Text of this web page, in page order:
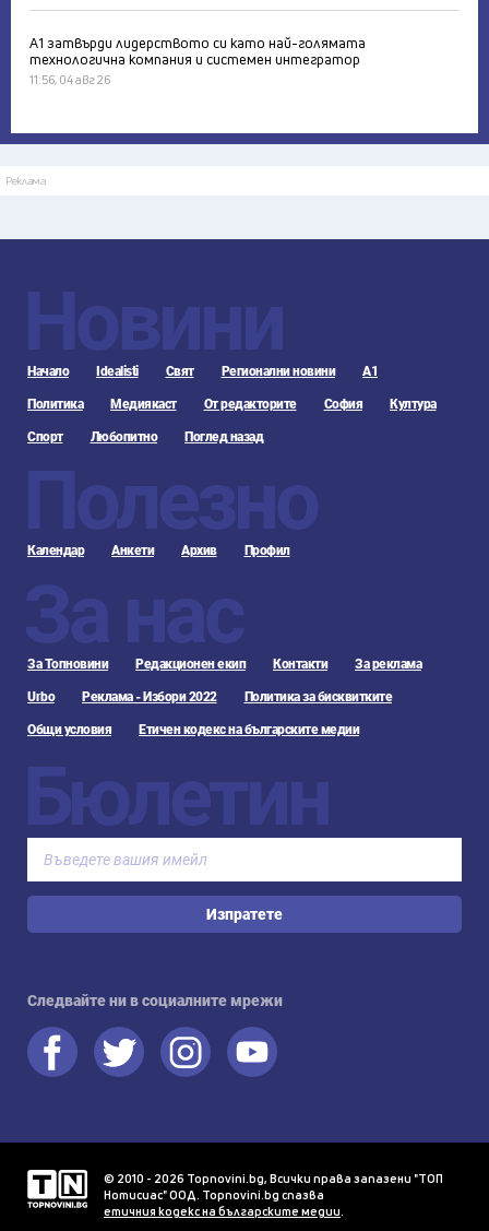
А1 затвърди лидерството си като най-голямата
технологична компания и системен интегратор
11:56, 04 авг 26
Реклама
Новини
Начало Idealisti Свят Регионални новини А1
Политика Медиякаст От редакторите София Култура
Спорт Любопитно Поглед назад
Полезно
Календар Анкети Архив Профил
За нас
За Топновини Редакционен екип Контакти За реклама
Urbo Реклама - Избори 2022 Политика за бисквитките
Общи условия Етичен кодекс на българските медии
Бюлетин
Изпратете
Следвайте ни в социалните мрежи
© 2010 - 2026 Topnovini.bg, Всички права запазени "ТОП
Нотисиас" ООД. Topnovini.bg спазва
етичния кодекс на българските медии